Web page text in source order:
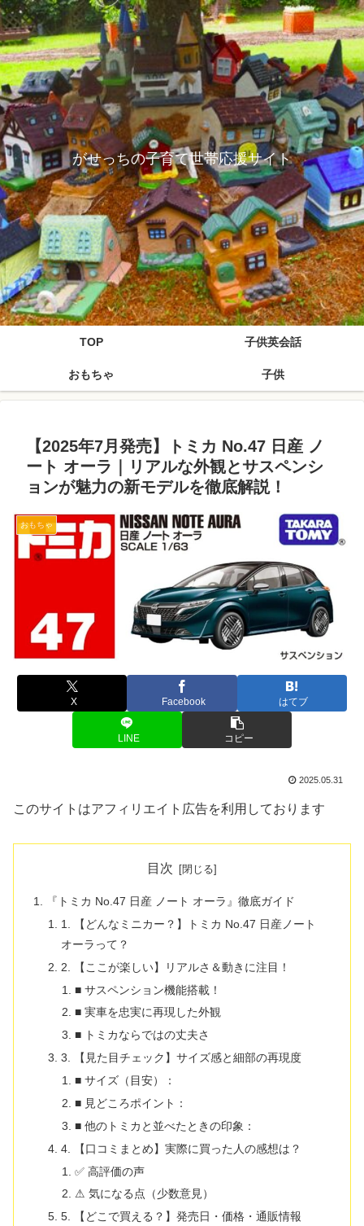
がせっちの子育て世帯応援サイト
TOP 子供英会話
おもちゃ 子供
【2025年7月発売】トミカ No.47 日産 ノ
ート オーラ｜リアルな外観とサスペンシ
ョンが魅力の新モデルを徹底解説！
おもちゃ
X Facebook はてブ
LINE コピー
2025.05.31
このサイトはアフィリエイト広告を利用しております
目次
『トミカ No.47 日産 ノート オーラ』徹底ガイド
1. 【どんなミニカー？】トミカ No.47 日産ノート
オーラって？
2. 【ここが楽しい】リアルさ＆動きに注目！
■ サスペンション機能搭載！
■ 実車を忠実に再現した外観
■ トミカならではの丈夫さ
3. 【見た目チェック】サイズ感と細部の再現度
■ サイズ（目安）：
■ 見どころポイント：
■ 他のトミカと並べたときの印象：
4. 【口コミまとめ】実際に買った人の感想は？
✅ 高評価の声
⚠ 気になる点（少数意見）
5. 【どこで買える？】発売日・価格・通販情報